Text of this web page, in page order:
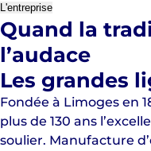
L'entreprise
Quand la
l’audace
Les grandes
Fondée à Limoges en
plus de 130 ans
soulier. Manufacture